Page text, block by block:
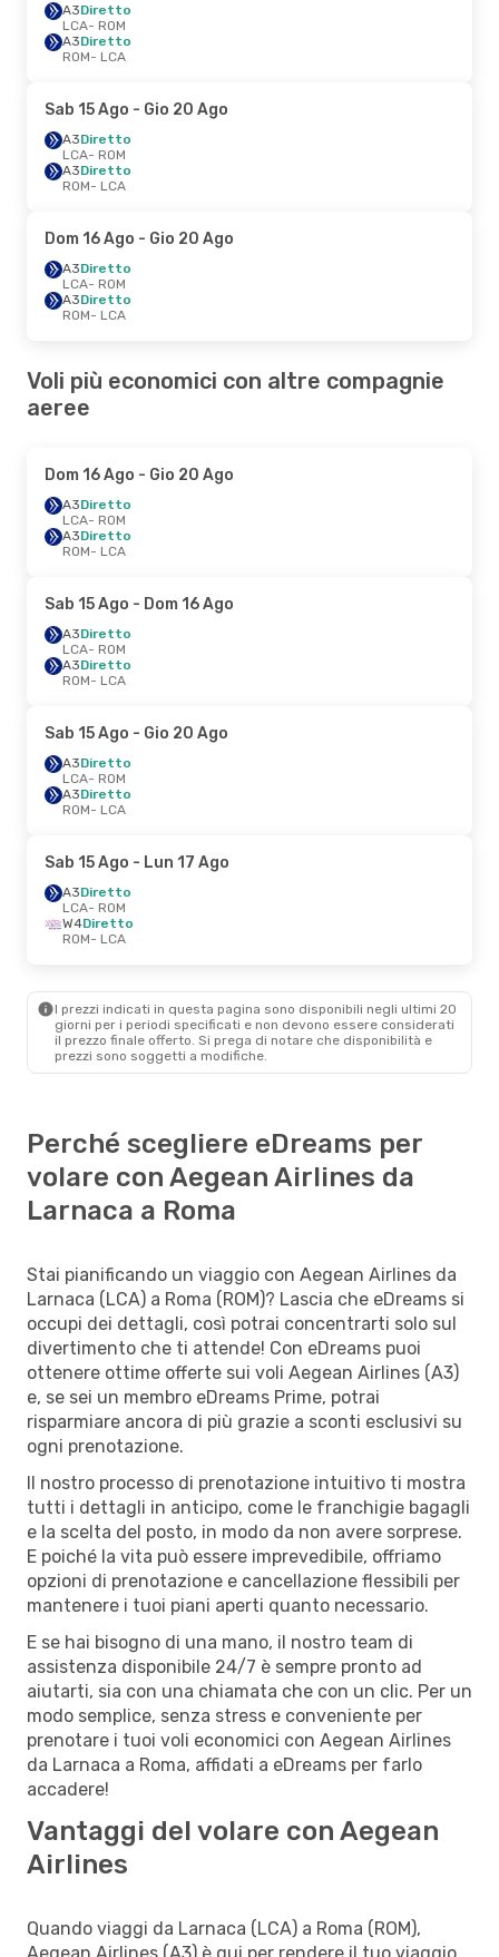
A3Diretto
LCA- ROM
A3Diretto
ROM- LCA
Sab 15 Ago - Gio 20 Ago
A3Diretto
LCA- ROM
A3Diretto
ROM- LCA
Dom 16 Ago - Gio 20 Ago
A3Diretto
LCA- ROM
A3Diretto
ROM- LCA
Voli più economici con altre compagnie
aeree
Dom 16 Ago - Gio 20 Ago
A3Diretto
LCA- ROM
A3Diretto
ROM- LCA
Sab 15 Ago - Dom 16 Ago
A3Diretto
LCA- ROM
A3Diretto
ROM- LCA
Sab 15 Ago - Gio 20 Ago
A3Diretto
LCA- ROM
A3Diretto
ROM- LCA
Sab 15 Ago - Lun 17 Ago
A3Diretto
LCA- ROM
W4Diretto
ROM- LCA
I prezzi indicati in questa pagina sono disponibili negli ultimi 20
giorni per i periodi specificati e non devono essere considerati
il ​​prezzo finale offerto. Si prega di notare che disponibilità e
prezzi sono soggetti a modifiche.
Perché scegliere eDreams per
volare con Aegean Airlines da
Larnaca a Roma
Stai pianificando un viaggio con Aegean Airlines da
Larnaca (LCA) a Roma (ROM)? Lascia che eDreams si
occupi dei dettagli, così potrai concentrarti solo sul
divertimento che ti attende! Con eDreams puoi
ottenere ottime offerte sui voli Aegean Airlines (A3)
e, se sei un membro eDreams Prime, potrai
risparmiare ancora di più grazie a sconti esclusivi su
ogni prenotazione.
Il nostro processo di prenotazione intuitivo ti mostra
tutti i dettagli in anticipo, come le franchigie bagagli
e la scelta del posto, in modo da non avere sorprese.
E poiché la vita può essere imprevedibile, offriamo
opzioni di prenotazione e cancellazione flessibili per
mantenere i tuoi piani aperti quanto necessario.
E se hai bisogno di una mano, il nostro team di
assistenza disponibile 24/7 è sempre pronto ad
aiutarti, sia con una chiamata che con un clic. Per un
modo semplice, senza stress e conveniente per
prenotare i tuoi voli economici con Aegean Airlines
da Larnaca a Roma, affidati a eDreams per farlo
accadere!
Vantaggi del volare con Aegean
Airlines
Quando viaggi da Larnaca (LCA) a Roma (ROM),